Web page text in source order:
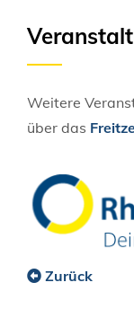
Weitere
über das
Zurück